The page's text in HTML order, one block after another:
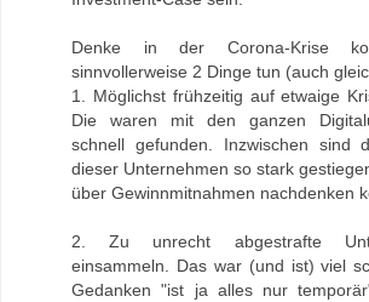
Denke in der Corona-Krise
sinnvollerweise 2 Dinge tun (auch
1. Möglichst frühzeitig auf etwaige
Die waren mit den ganzen
schnell gefunden. Inzwischen sind
dieser Unternehmen so stark
über Gewinnmitnahmen nachdenken
2. Zu unrecht abgestrafte
einsammeln. Das war (und ist) viel
Gedanken "ist ja alles nur